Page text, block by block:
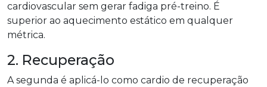
cardiovascular sem gerar fadiga pré-treino. É
superior ao aquecimento estático em qualquer
métrica.
2. Recuperação
A segunda é aplicá-lo como cardio de recuperação